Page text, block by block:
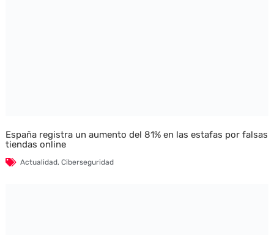
España registra un aumento del 81% en las estafas por falsas
tiendas online
Actualidad, Ciberseguridad